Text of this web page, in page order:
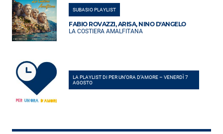
SUBASIO PLAYLIST
FABIO ROVAZZI, ARISA, NINO D'ANGELO
LA COSTIERA AMALFITANA
LA PLAYLIST DI PER UN’ORA D’AMORE – VENERDÌ 7
AGOSTO